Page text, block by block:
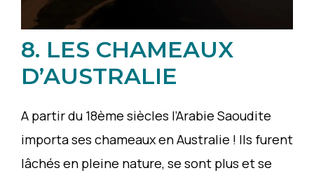
8. LES CHAMEAUX
D’AUSTRALIE
A partir du 18ème siècles l’Arabie Saoudite
importa ses chameaux en Australie ! Ils furent
lâchés en pleine nature, se sont plus et se